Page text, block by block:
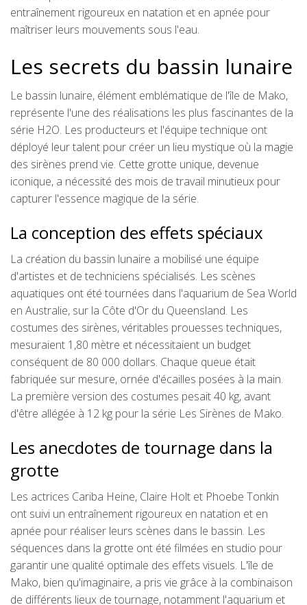
entraînement rigoureux en natation et en apnée pour
maîtriser leurs mouvements sous l'eau.
Les secrets du bassin lunaire
Le bassin lunaire, élément emblématique de l'île de Mako,
représente l'une des réalisations les plus fascinantes de la
série H2O. Les producteurs et l'équipe technique ont
déployé leur talent pour créer un lieu mystique où la magie
des sirènes prend vie. Cette grotte unique, devenue
iconique, a nécessité des mois de travail minutieux pour
capturer l'essence magique de la série.
La conception des effets spéciaux
La création du bassin lunaire a mobilisé une équipe
d'artistes et de techniciens spécialisés. Les scènes
aquatiques ont été tournées dans l'aquarium de Sea World
en Australie, sur la Côte d'Or du Queensland. Les
costumes des sirènes, véritables prouesses techniques,
mesuraient 1,80 mètre et nécessitaient un budget
conséquent de 80 000 dollars. Chaque queue était
fabriquée sur mesure, ornée d'écailles posées à la main.
La première version des costumes pesait 40 kg, avant
d'être allégée à 12 kg pour la série Les Sirènes de Mako.
Les anecdotes de tournage dans la
grotte
Les actrices Cariba Heine, Claire Holt et Phoebe Tonkin
ont suivi un entraînement rigoureux en natation et en
apnée pour réaliser leurs scènes dans le bassin. Les
séquences dans la grotte ont été filmées en studio pour
garantir une qualité optimale des effets visuels. L'île de
Mako, bien qu'imaginaire, a pris vie grâce à la combinaison
de différents lieux de tournage, notamment l'aquarium et